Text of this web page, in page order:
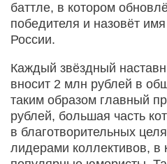
баттле, в котором
победителя и назовёт
России.
Каждый звёздный
вносит 2 млн рублей в
таким образом главный
рублей, большая часть
в благотворительных
лидерами коллективов, в